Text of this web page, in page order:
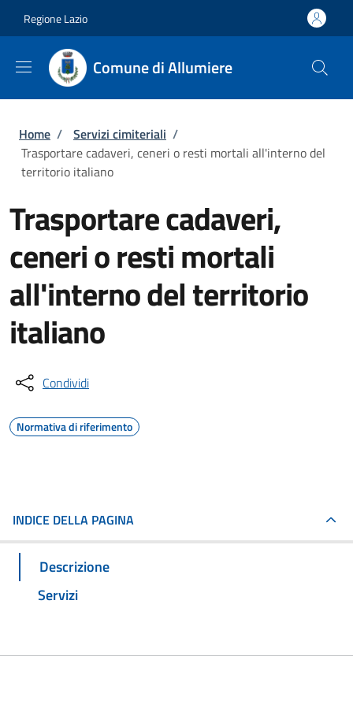
Regione Lazio
Comune di Allumiere
Briciole di pane
Home / Servizi cimiteriali /
Trasportare cadaveri, ceneri o resti mortali all'interno del
territorio italiano
Trasportare cadaveri,
ceneri o resti mortali
all'interno del territorio
italiano
Condividi
Normativa di riferimento
INDICE DELLA PAGINA
Descrizione
Servizi